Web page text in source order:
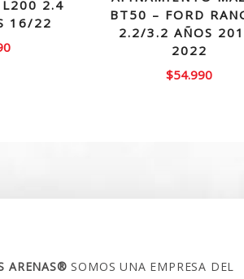
2.4
16/22
BT50 – FORD
2.2/3.2 AÑOS
2022
$54.990
ARENAS®SOMOS UNA EMPRESA DEL